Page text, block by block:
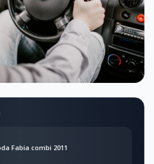
Fabia combi 2011